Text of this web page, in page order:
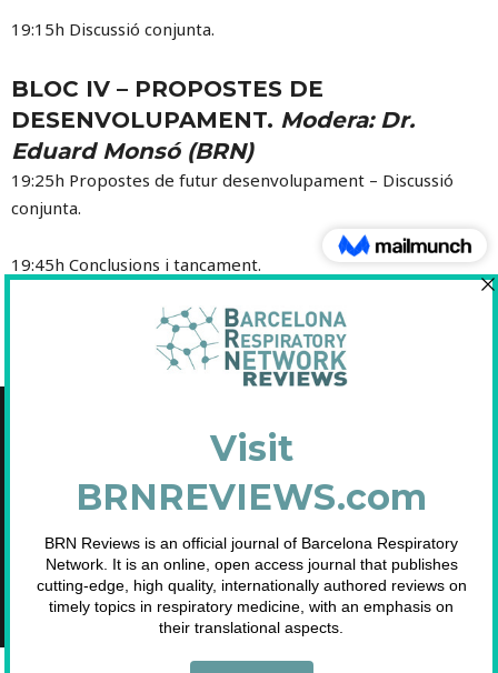
19:15h Discussió conjunta.
BLOC IV – PROPOSTES DE
DESENVOLUPAMENT. Modera: Dr.
Eduard Monsó (BRN)
19:25h Propostes de futur desenvolupament – Discussió
conjunta.
19:45h Conclusions i tancament.
C/Diputació, 297 2n 2a - 08009 Barcelona
Inscrita en el Registre de Fundacions de la Generalitat de Catalunya. Nº
2.791.
Telf. 93 633 89 15 / info@brn.cat / www.brn.cat